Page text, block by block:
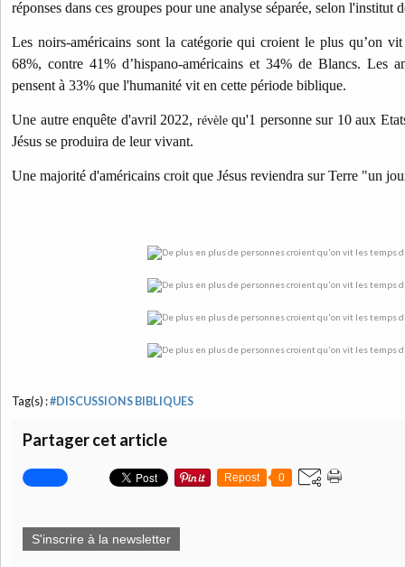
réponses dans ces groupes pour une analyse séparée, selon l'institut
Les noirs-américains sont la catégorie qui croient le plus qu’on
68%, contre 41% d’hispano-américains et 34% de Blancs. Les
pensent à 33% que l'humanité vit en cette période biblique.
Une autre enquête d'avril 2022, révèlequ'1 personne sur 10 aux
Jésus se produira de leur vivant.
Une majorité d'américains croit que Jésus reviendra sur Terre "un
Tag(s) :#DISCUSSIONS BIBLIQUES
Partager cet article
Repost 0
S'inscrire à la newsletter